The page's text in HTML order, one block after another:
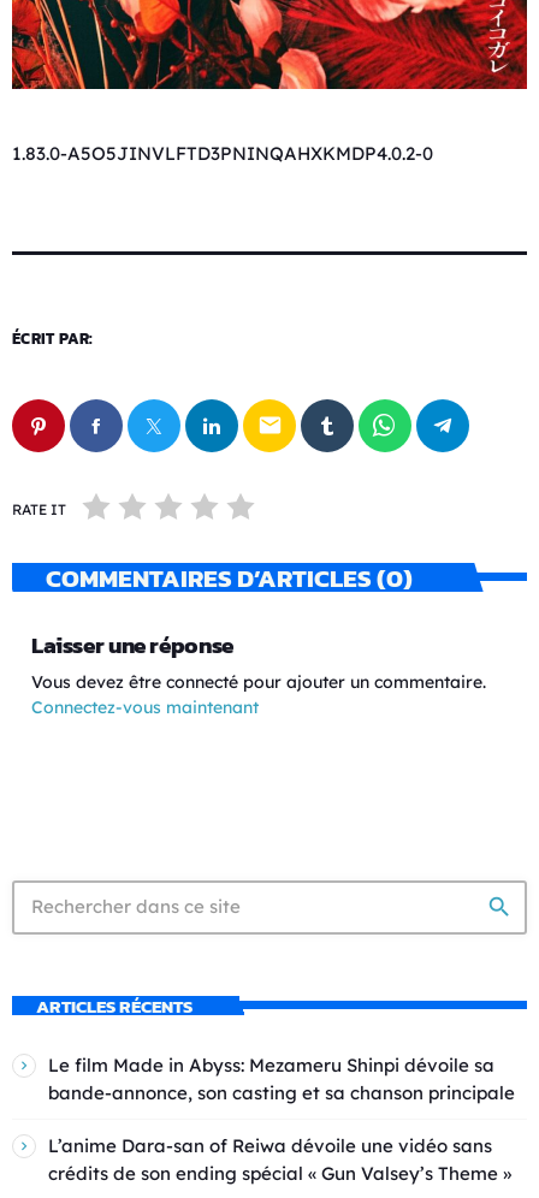
1.83.0-A5O5JINVLFTD3PNINQAHXKMDP4.0.2-0
ÉCRIT PAR:
email
RATE IT
COMMENTAIRES D’ARTICLES (0)
Laisser une réponse
Vous devez être connecté pour ajouter un commentaire.
Connectez-vous maintenant
search
ARTICLES RÉCENTS
Le film Made in Abyss: Mezameru Shinpi dévoile sa
bande-annonce, son casting et sa chanson principale
L’anime Dara-san of Reiwa dévoile une vidéo sans
crédits de son ending spécial « Gun Valsey’s Theme »